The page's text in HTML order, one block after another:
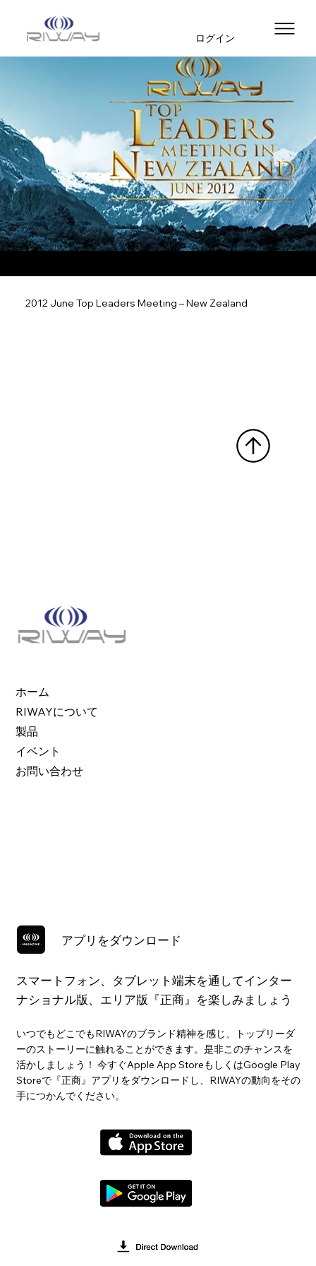
ログイン
2012 June Top Leaders Meeting – New Zealand
ホーム
RIWAYについて
製品
イベント
お問い合わせ
アプリをダウンロード
スマートフォン、タブレット端末を通してインター
ナショナル版、エリア版『正商』を楽しみましょう
いつでもどこでもRIWAYのブランド精神を感じ、トップリーダ
ーのストーリーに触れることができます。是非このチャンスを
活かしましょう！ 今すぐApple App StoreもしくはGoogle Play
Storeで『正商』アプリをダウンロードし、RIWAYの動向をその
手につかんでください。